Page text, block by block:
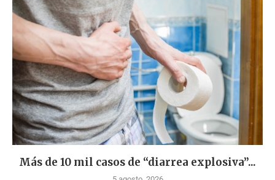
Más de 10 mil casos de “diarrea explosiva”...